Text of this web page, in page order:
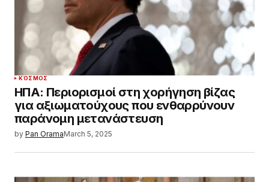
ΚΌΣΜΟΣ
ΗΠΑ: Περιορισμοί στη χορήγηση βίζας
για αξιωματούχους που ενθαρρύνουν
παράνομη μετανάστευση
by Pan OramaMarch 5, 2025